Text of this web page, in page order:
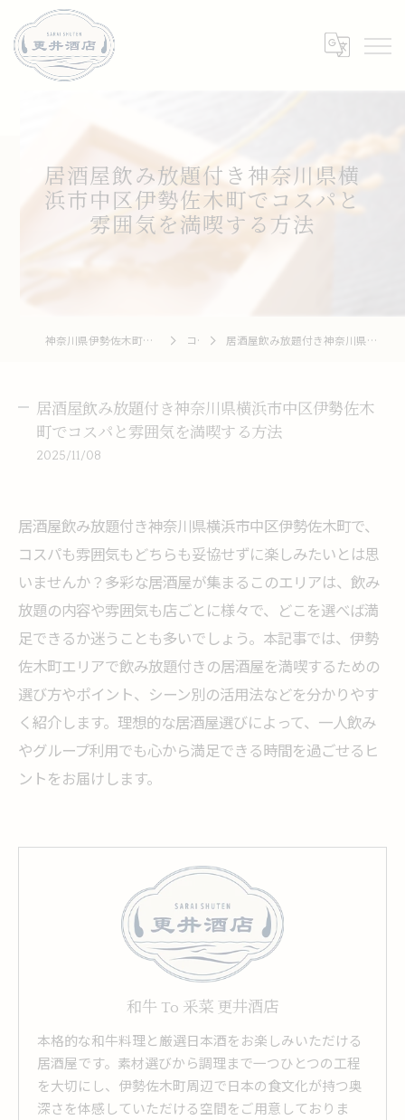
居酒屋飲み放題付き神奈川県横
浜市中区伊勢佐木町でコスパと
雰囲気を満喫する方法
神奈川県伊勢佐木町周辺の居酒屋なら和牛 To 釆菜 更井酒店 コラム 居酒屋飲み放題付き神奈川県横浜市中区伊勢佐木町でコスパと雰囲気を満喫する方法
居酒屋飲み放題付き神奈川県横浜市中区伊勢佐木
町でコスパと雰囲気を満喫する方法
2025/11/08
居酒屋飲み放題付き神奈川県横浜市中区伊勢佐木町で、
コスパも雰囲気もどちらも妥協せずに楽しみたいとは思
いませんか？多彩な居酒屋が集まるこのエリアは、飲み
放題の内容や雰囲気も店ごとに様々で、どこを選べば満
足できるか迷うことも多いでしょう。本記事では、伊勢
佐木町エリアで飲み放題付きの居酒屋を満喫するための
選び方やポイント、シーン別の活用法などを分かりやす
く紹介します。理想的な居酒屋選びによって、一人飲み
やグループ利用でも心から満足できる時間を過ごせるヒ
ントをお届けします。
和牛 To 釆菜 更井酒店
本格的な和牛料理と厳選日本酒をお楽しみいただける
居酒屋です。素材選びから調理まで一つひとつの工程
を大切にし、伊勢佐木町周辺で日本の食文化が持つ奥
深さを体感していただける空間をご用意しておりま